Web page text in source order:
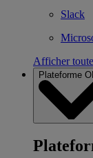
Slack
Afficher
Plateforme